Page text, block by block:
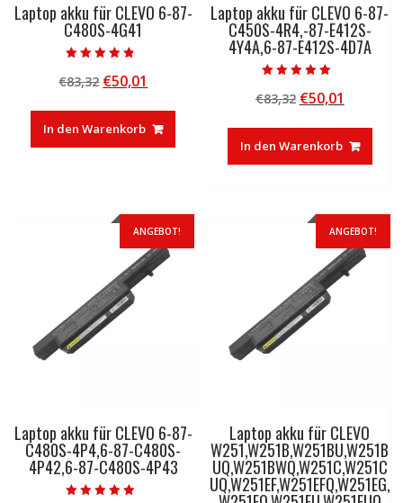
Laptop akku für CLEVO 6-87-
C480S-4G41
4.50
von 5
€83,32 Ursprünglicher
war:
€83,32
€50,01
ist:
€50,01.
In den Warenkorb
Laptop akku für CLEVO 6-87-
C450S-4R4,-87-E412S-
4Y4A,6-87-E412S-4D7A
5.00
von 5
€83,32 Ursprünglicher
war:
€83,32
€50,01
ist:
€50,01.
In den Warenkorb
ANGEBOT!
Laptop akku für CLEVO 6-87-
C480S-4P4,6-87-C480S-
4P42,6-87-C480S-4P43
ANGEBOT!
Laptop akku für CLEVO
W251,W251B,W251BU,W251B
UQ,W251BWQ,W251C,W251C
UQ,W251EF,W251EFQ,W251EG,